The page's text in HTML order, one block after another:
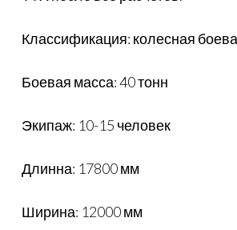
Классификация: колесная
Боевая масса: 40 тонн
Экипаж: 10-15 человек
Длинна: 17800 мм
Ширина: 12000 мм